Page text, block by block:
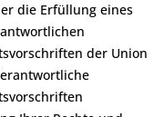
die Erfüllung eines
der Union